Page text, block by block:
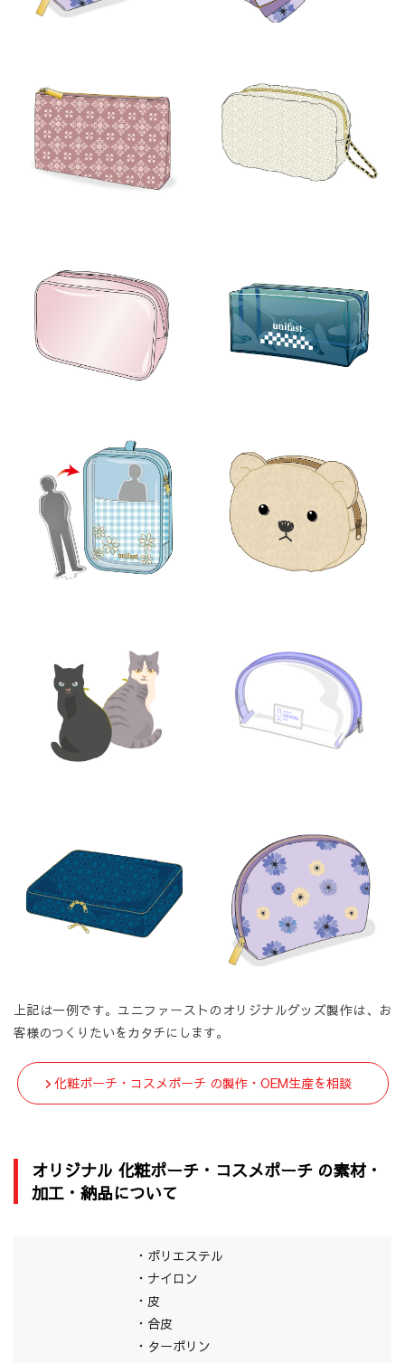
上記は一例です。ユニファーストのオリジナルグッズ製作は、お
客様のつくりたいをカタチにします。
化粧ポーチ・コスメポーチ の製作・OEM生産を相談
オリジナル 化粧ポーチ・コスメポーチ の素材・
加工・納品について
・ポリエステル
・ナイロン
・皮
・合皮
・ターポリン